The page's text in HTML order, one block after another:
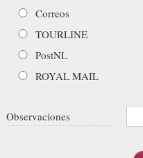
Correos
TOURLINE
PostNL
ROYAL MAIL
Observaciones